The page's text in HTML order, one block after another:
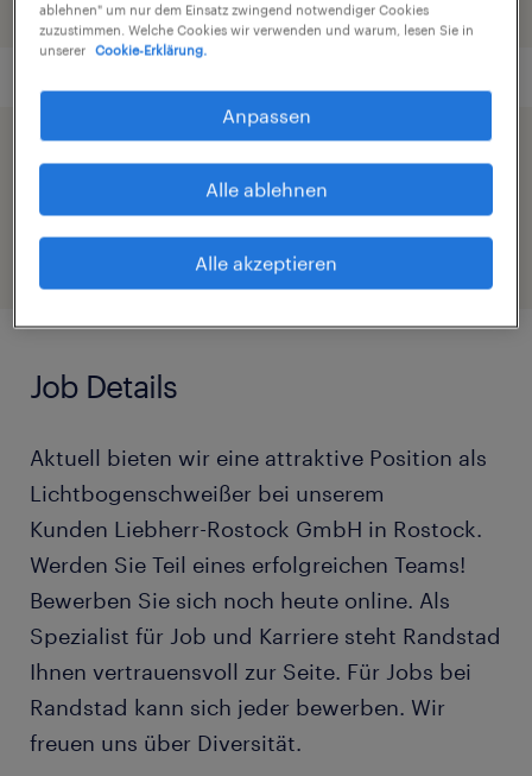
Beschleunigen Sie die Jobsuche durch die
Freigabe Ihres Profils
Job Details
Aktuell bieten wir eine attraktive Position als
Lichtbogenschweißer bei unserem
Kunden Liebherr-Rostock GmbH in Rostock.
Werden Sie Teil eines erfolgreichen Teams!
Bewerben Sie sich noch heute online. Als
Spezialist für Job und Karriere steht Randstad
Ihnen vertrauensvoll zur Seite. Für Jobs bei
Randstad kann sich jeder bewerben. Wir
freuen uns über Diversität.
ablehnen" um nur dem Einsatz zwingend notwendiger Cookies
zuzustimmen. Welche Cookies wir verwenden und warum, lesen Sie in
unserer
Cookie-Erklärung.
Anpassen
Alle ablehnen
Alle akzeptieren